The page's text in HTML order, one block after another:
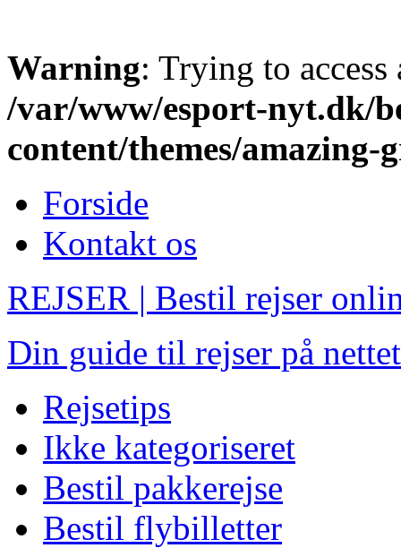
Warning: Trying to
/var/www/esport-nyt.dk/
content/themes/amazing-
Forside
Kontakt os
REJSER | Bestil rejser
Din guide til rejser på
Rejsetips
Ikke kategoriseret
Bestil pakkerejse
Bestil flybilletter